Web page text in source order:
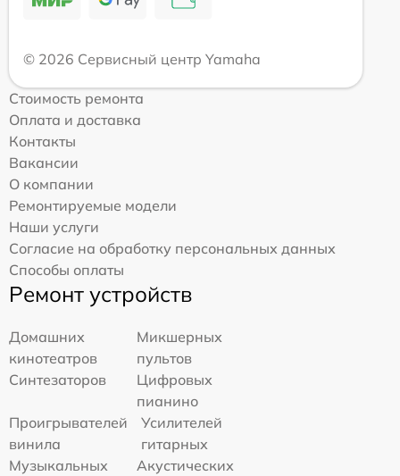
© 2026 Сервисный центр Yamaha
Стоимость ремонта
Оплата и доставка
Контакты
Вакансии
О компании
Ремонтируемые модели
Наши услуги
Согласие на обработку персональных данных
Способы оплаты
Ремонт устройств
Домашних
кинотеатров
Микшерных
пультов
Синтезаторов
Цифровых
пианино
Проигрывателей
винила
Усилителей
гитарных
Музыкальных
Акустических